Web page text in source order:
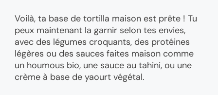
Voilà, ta base de tortilla maison est prête ! Tu
peux maintenant la garnir selon tes envies,
avec des légumes croquants, des protéines
légères ou des sauces faites maison comme
un houmous bio, une sauce au tahini, ou une
crème à base de yaourt végétal.